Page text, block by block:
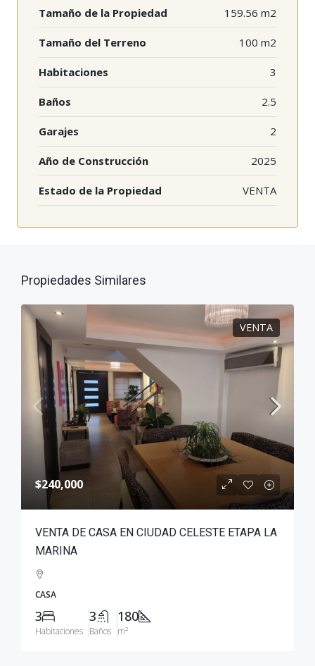
Tamaño de la Propiedad 159.56 m2
Tamaño del Terreno 100 m2
Habitaciones 3
Baños 2.5
Garajes 2
Año de Construcción 2025
Estado de la Propiedad VENTA
Propiedades Similares
VENTA
$240,000
VENTA DE CASA EN CIUDAD CELESTE ETAPA LA
MARINA
CASA
3
Habitaciones
3
Baños
180
m²